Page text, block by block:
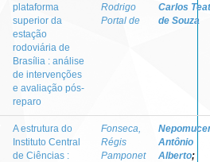
plataforma
superior da
estação
rodoviária de
Brasília : análise
de intervenções
e avaliação pós-
reparo
Rodrigo
Portal de
Carlos
de Souza
A estrutura do
Instituto Central
de Ciências :
Fonseca,
Régis
Pamponet
Antônio
Alberto;